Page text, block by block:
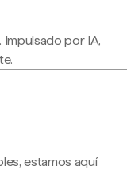
por IA,
estamos aquí